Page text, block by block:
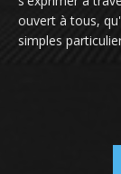
ouvert à tous,
simples